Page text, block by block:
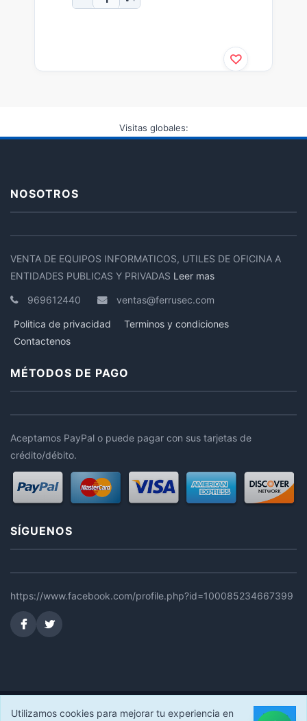
NOSOTROS
VENTA DE EQUIPOS INFORMATICOS, UTILES DE OFICINA A
ENTIDADES PUBLICAS Y PRIVADAS Leer mas
969612440 ventas@ferrusec.com
Politica de privacidad
Terminos y condiciones
Contactenos
MÉTODOS DE PAGO
Aceptamos PayPal o puede pagar con sus tarjetas de
crédito/débito.
SÍGUENOS
https://www.facebook.com/profile.php?id=100085234667399
© 2026 FERRUSEC STORE. Todos los derechos reservados.
Acepto
Utilizamos cookies para mejorar tu experiencia en
Visitas globales: